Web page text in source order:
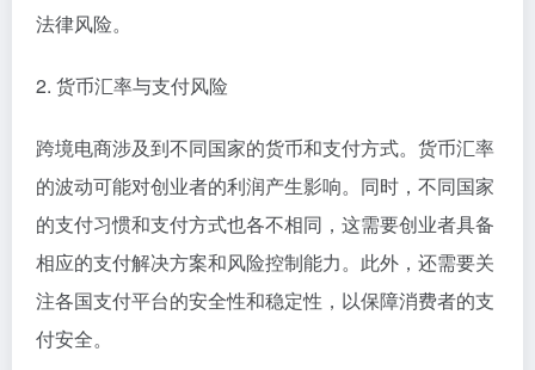
法律风险。
2. 货币汇率与支付风险
跨境电商涉及到不同国家的货币和支付方式。货币汇率
的波动可能对创业者的利润产生影响。同时，不同国家
的支付习惯和支付方式也各不相同，这需要创业者具备
相应的支付解决方案和风险控制能力。此外，还需要关
注各国支付平台的安全性和稳定性，以保障消费者的支
付安全。